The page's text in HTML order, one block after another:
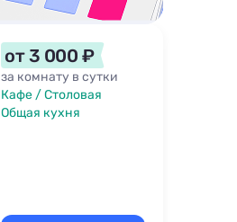
от 3 000 ₽
за комнату в сутки
Кафе / Столовая
Общая кухня